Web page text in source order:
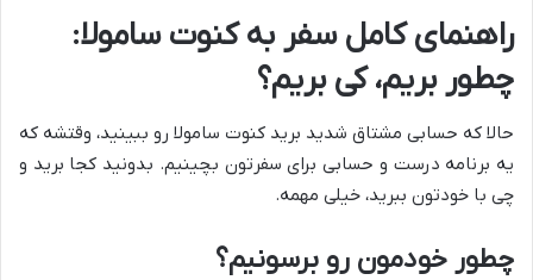
راهنمای کامل سفر به کنوت سامولا:
چطور بریم، کی بریم؟
حالا که حسابی مشتاق شدید برید کنوت سامولا رو ببینید، وقتشه که
یه برنامه درست و حسابی برای سفرتون بچینیم. بدونید کجا برید و
چی با خودتون ببرید، خیلی مهمه.
چطور خودمون رو برسونیم؟